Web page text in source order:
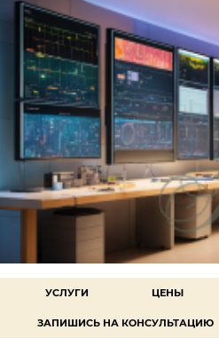
УСЛУГИ ЦЕНЫ
ЗАПИШИСЬ НА КОНСУЛЬТАЦИЮ